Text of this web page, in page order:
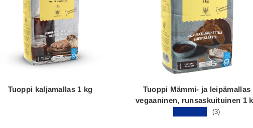
Tuoppi kaljamallas 1 kg
Tuoppi Mämmi- ja leipämallas
vegaaninen, runsaskuituinen 1
(3)